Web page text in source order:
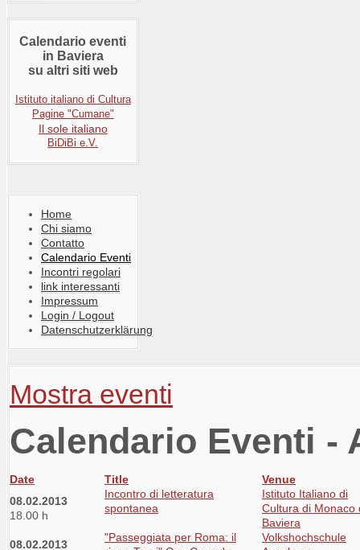
Calendario eventi
in Baviera
su altri siti web
Istituto italiano di Cultura
Pagine "Cumane"
Il sole italiano
BiDiBi e.V.
Home
Chi siamo
Contatto
Calendario Eventi
Incontri regolari
link interessanti
Impressum
Login / Logout
Datenschutzerklärung
Mostra eventi
Calendario Eventi -
Date Title
Venue
08.02.2013
18.00 h
Incontro di letteratura
spontanea
Istituto Italiano di
Cultura di Monaco
Baviera
08.02.2013
"Passeggiata per Roma: il
Volkshochschule